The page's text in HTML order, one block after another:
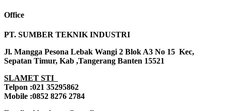
Office
PT. SUMBER TEKNIK INDUSTRI
Jl. Mangga Pesona Lebak Wangi 2 Blok A3 No 15 Kec,
Sepatan Timur, Kab ,Tangerang Banten 15521
SLAMET STI
Telpon :021 35295862
Mobile :0852 8276 2784